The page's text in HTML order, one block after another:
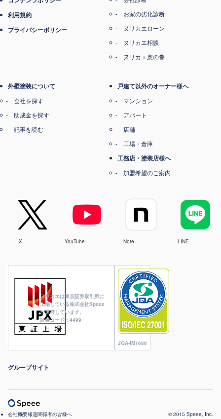
ヌリカエは東京証券取引所に
上場している株式会社Speee
が運営しています。
証券コード：4499
JQA-IM1686
利用規約
プライバシーポリシー
お家の劣化診断
ヌリカエローン
ヌリカエ相談
ヌリカエ虎の巻
外壁塗装について
会社を探す
助成金を探す
記事を読む
戸建て以外のオーナー様へ
マンション
アパート
店舗
工場・倉庫
工務店・塗装店様へ
加盟希望のご案内
X YouTube Note LINE
グループサイト
会社概要報道関係者の皆様へ © 2015 Speee, Inc.